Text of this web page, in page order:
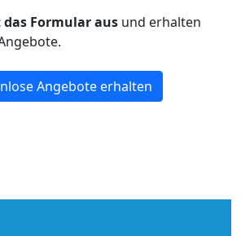
das Formular aus und erhalten
Angebote erhalten